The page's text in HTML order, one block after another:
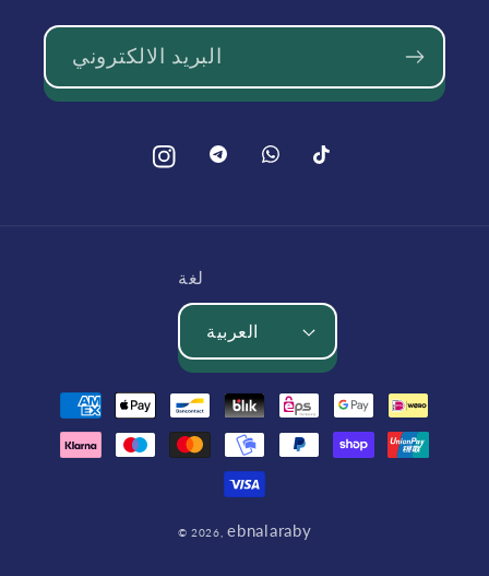
البريد الالكتروني
انستغرامبينتيريستبينتيريست
تيك
لغة
العربية
طرق
الدفع
© 2026,ebnalaraby